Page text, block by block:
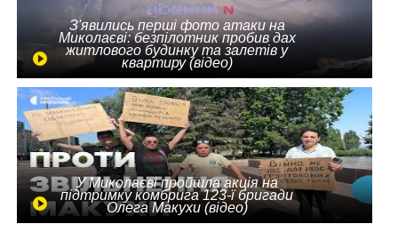
З'явились перші фото атаки на
Миколаєві: безпілотник пробив дах
житлового будинку та залетів у
квартиру (відео)
У Миколаєві пройшла акція на
підтримку комбрига 123-ї бригади
Олега Макухи (відео)